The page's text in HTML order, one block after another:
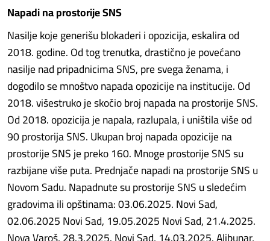
Napadi na prostorije SNS
Nasilje koje generišu blokaderi i opozicija, eskalira od
2018. godine. Od tog trenutka, drastično je povećano
nasilje nad pripadnicima SNS, pre svega ženama, i
dogodilo se mnoštvo napada opozicije na institucije. Od
2018. višestruko je skočio broj napada na prostorije SNS.
Od 2018. opozicija je napala, razlupala, i uništila više od
90 prostorija SNS. Ukupan broj napada opozicije na
prostorije SNS je preko 160. Mnoge prostorije SNS su
razbijane više puta. Prednjače napadi na prostorije SNS u
Novom Sadu. Napadnute su prostorije SNS u sledećim
gradovima ili opštinama: 03.06.2025. Novi Sad,
02.06.2025 Novi Sad, 19.05.2025 Novi Sad, 21.4.2025.